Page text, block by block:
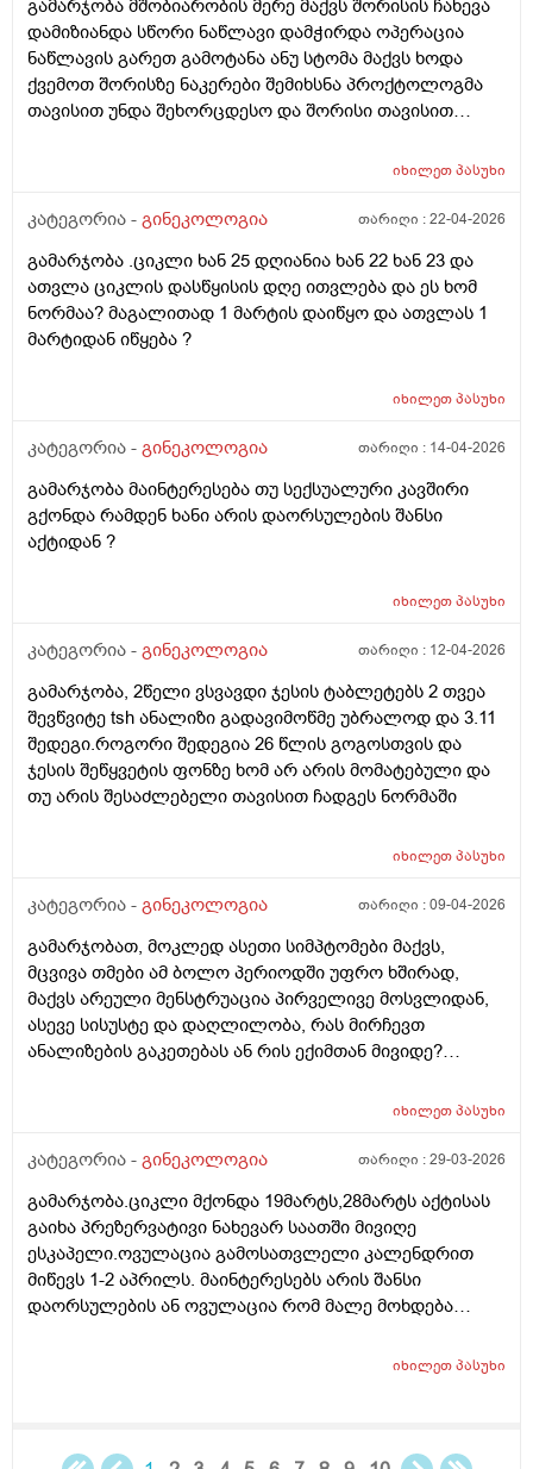
გამარჯობა მშობიარობის მერე მაქვს შორისის ჩახევა
დამიზიანდა სწორი ნაწლავი დამჭირდა ოპერაცია
ნაწლავის გარეთ გამოტანა ანუ სტომა მაქვს ხოდა
ქვემოთ შორისზე ნაკერები შემიხსნა პროქტოლოგმა
თავისით უნდა შეხორცდესო და შორისი თავისით
იხილეთპასუხი
კატეგორია - გინეკოლოგია თარიღი :22-04-2026
გამარჯობა .ციკლი ხან 25 დღიანია ხან 22 ხან 23 და
ათვლა ციკლის დასწყისის დღე ითვლება და ეს ხომ
ნორმაა? მაგალითად 1 მარტის დაიწყო და ათვლას 1
მარტიდან იწყება ?
იხილეთპასუხი
კატეგორია - გინეკოლოგია თარიღი : 14-04-2026
გამარჯობა მაინტერესება თუ სექსუალური კავშირი
გქონდა რამდენ ხანი არის დაორსულების შანსი
აქტიდან ?
იხილეთპასუხი
კატეგორია - გინეკოლოგია თარიღი : 12-04-2026
გამარჯობა, 2წელი ვსვავდი ჯესის ტაბლეტებს 2 თვეა
შევწვიტე tsh ანალიზი გადავიმოწმე უბრალოდ და 3.11
შედეგი.როგორი შედეგია 26 წლის გოგოსთვის და
ჯესის შეწყვეტის ფონზე ხომ არ არის მომატებული და
თუ არის შესაძლებელი თავისით ჩადგეს ნორმაში
იხილეთპასუხი
კატეგორია - გინეკოლოგია თარიღი :09-04-2026
გამარჯობათ, მოკლედ ასეთი სიმპტომები მაქვს,
მცვივა თმები ამ ბოლო პერიოდში უფრო ხშირად,
მაქვს არეული მენსტრუაცია პირველივე მოსვლიდან,
ასევე სისუსტე და დაღლილობა, რას მირჩევთ
ანალიზების გაკეთებას ან რის ექიმთან მივიდე?
იხილეთპასუხი
კატეგორია - გინეკოლოგია თარიღი :29-03-2026
გამარჯობა.ციკლი მქონდა 19მარტს,28მარტს აქტისას
გაიხა პრეზერვატივი ნახევარ საათში მივიღე
ესკაპელი.ოვულაცია გამოსათვლელი კალენდრით
მიწევს 1-2 აპრილს. მაინტერესებს არის შანსი
დაორსულების ან ოვულაცია რომ მალე მოხდება
კვებაზე მყავს ბავშვი ხშირდ ვერ ვთავაზობ და იქნებ
იხილეთპასუხი